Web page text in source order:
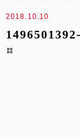
2018.10.10